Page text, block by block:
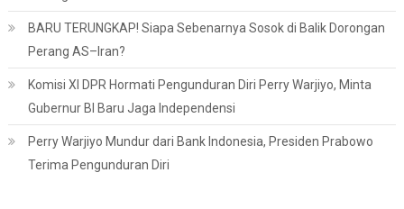
BARU TERUNGKAP! Siapa Sebenarnya Sosok di Balik Dorongan
Perang AS–Iran?
Komisi XI DPR Hormati Pengunduran Diri Perry Warjiyo, Minta
Gubernur BI Baru Jaga Independensi
Perry Warjiyo Mundur dari Bank Indonesia, Presiden Prabowo
Terima Pengunduran Diri